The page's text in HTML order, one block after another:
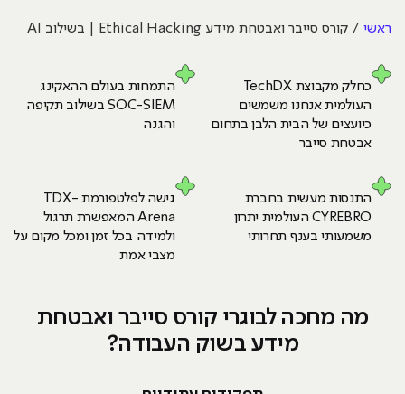
ראשי קורס סייבר ואבטחת מידע Ethical Hacking | בשילוב AI
כחלק מקבוצת TechDX
העולמיתאנחנו משמשים
כיועצים של הבית הלבןבתחום
אבטחת סייבר
התמחות בעולםההאקינג
SOC-SIEM בשילוב תקיפה
והגנה
התנסות מעשית בחברת
CYREBRO העולמית
יתרון
משמעותיבענף תחרותי
גישה לפלטפורמת TDX-
Arena המאפשרת תרגול
ולמידה בכל זמן ומכל מקום על
מצבי אמת
מה מחכה לבוגרי קורס סייבר ואבטחת
מידע בשוק העבודה?